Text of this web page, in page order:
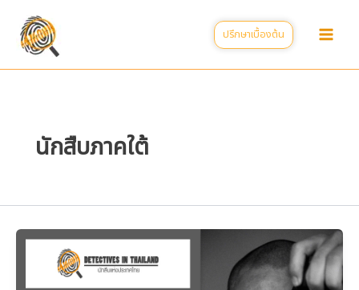
content
ปรึกษาเบื้องต้น
นักสืบภาคใต้